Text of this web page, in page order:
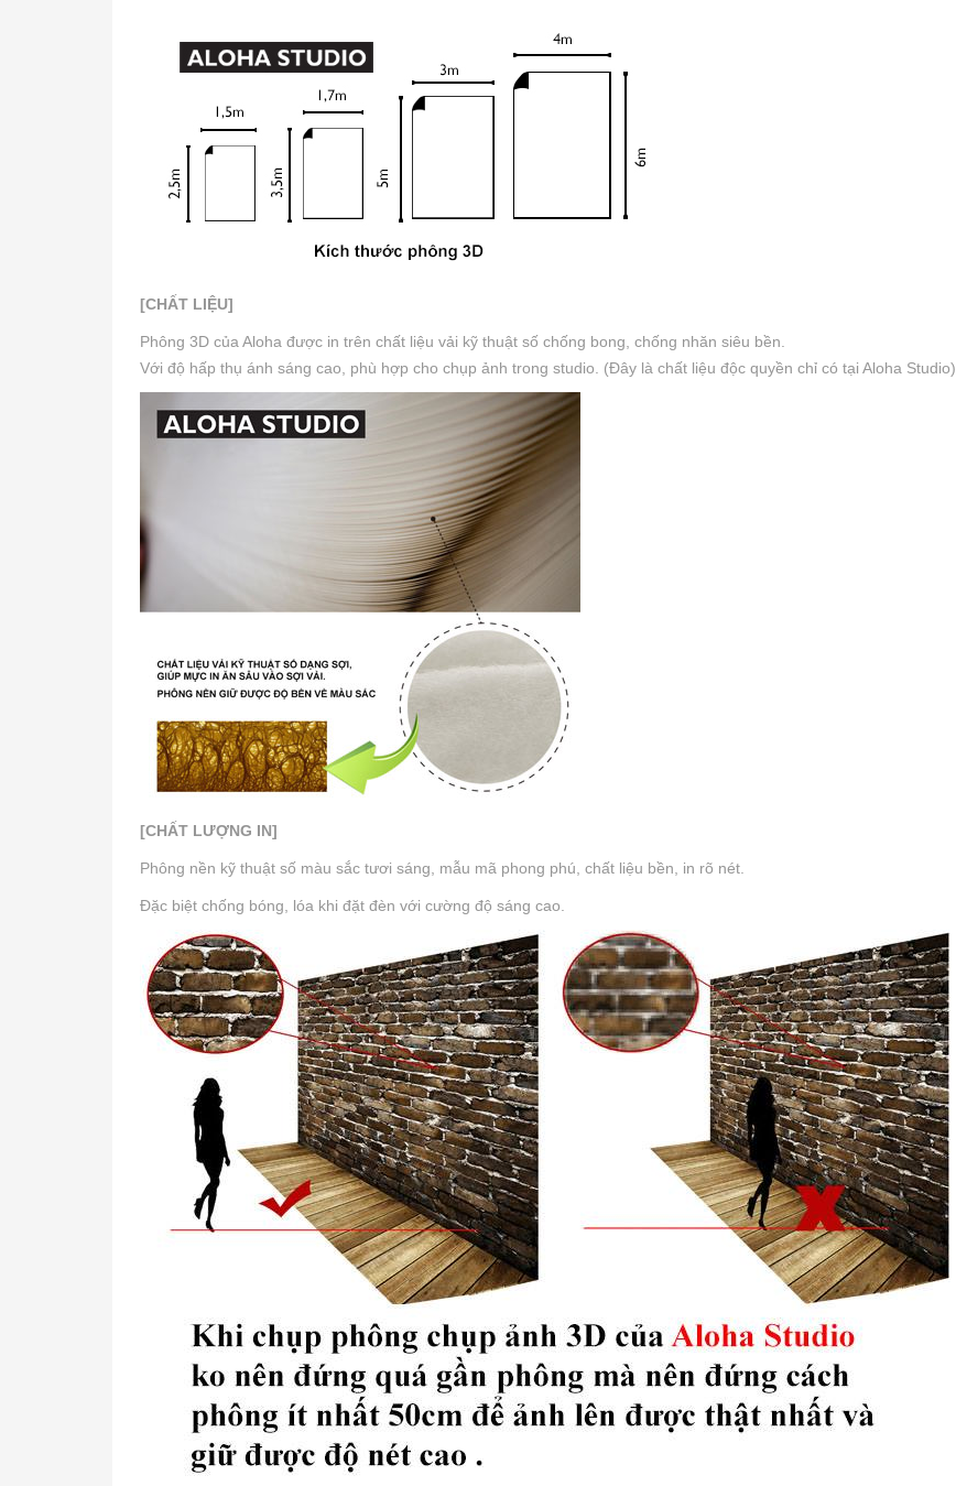
[CHẤT LIỆU]
Phông 3D của Aloha được in trên chất liệu vải kỹ thuật số chống bong, chống nhăn siêu bền.
Với độ hấp thụ ánh sáng cao, phù hợp cho chụp ảnh trong studio. (Đây là chất liệu độc quyền chỉ có tại Aloha Studio)
[CHẤT LƯỢNG IN]
Phông nền kỹ thuật số màu sắc tươi sáng, mẫu mã phong phú, chất liệu bền, in rõ nét.
Đặc biệt chống bóng, lóa khi đặt đèn với cường độ sáng cao.